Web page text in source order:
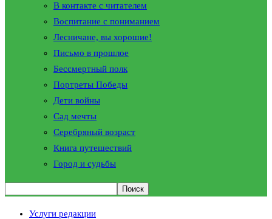
В контакте с читателем
Воспитание с пониманием
Лесничане, вы хорошие!
Письмо в прошлое
Бессмертный полк
Портреты Победы
Дети войны
Сад мечты
Серебряный возраст
Книга путешествий
Город и судьбы
Услуги редакции